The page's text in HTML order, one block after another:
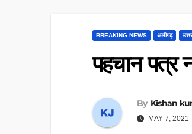
BREAKING NEWS अलीगढ़
पहचान पत्र
By Kishan
MAY 7, 2021